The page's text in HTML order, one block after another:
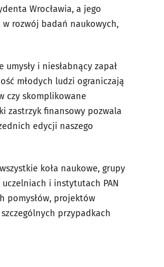
Wrocławia, a jego
rozwój badań naukowych,
i niesłabnący zapał
młodych ludzi ograniczają
czy skomplikowane
zastrzyk finansowy pozwala
edycji naszego
koła naukowe, grupy
i instytutach PAN
pomysłów, projektów
przypadkach